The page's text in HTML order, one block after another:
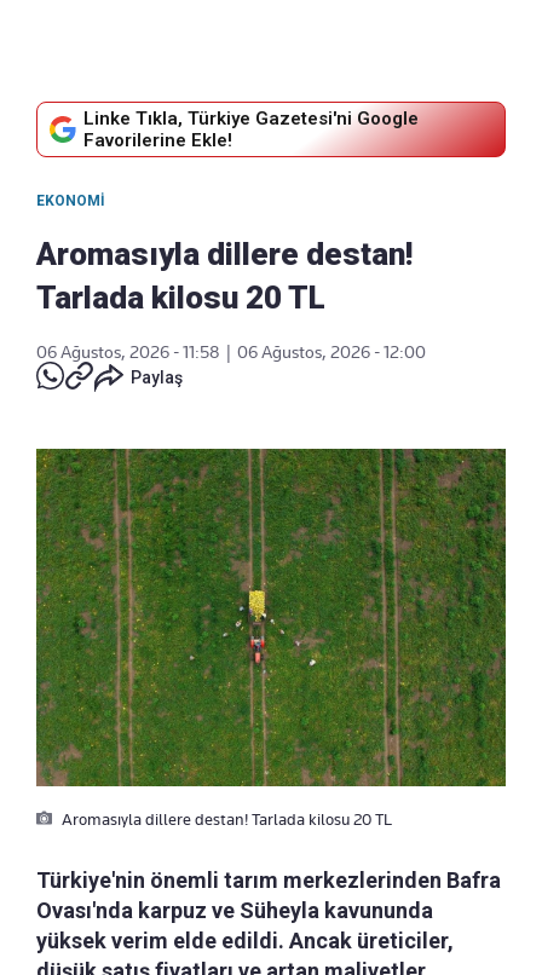
Linke Tıkla, Türkiye Gazetesi'ni Google
Favorilerine Ekle!
EKONOMI
Aromasıyla dillere destan!
Tarlada kilosu 20 TL
06 Ağustos, 2026 - 11:58
06 Ağustos, 2026 - 12:00
Paylaş
Aromasıyla dillere destan! Tarlada kilosu 20 TL
Türkiye'nin önemli tarım merkezlerinden Bafra
Ovası'nda karpuz ve Süheyla kavununda
yüksek verim elde edildi. Ancak üreticiler,